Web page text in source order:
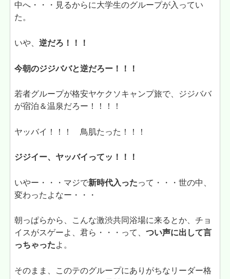
中へ・・・見るからに大学生のグループが入ってい
た。
いや、逆だろ！！！
今朝のジジババと逆だろー！！！
若者グループが格安ヤケクソキャンプ旅で、ジジババ
が宿泊＆温泉だろー！！！！
ヤッバイ！！！ 鳥肌たった！！！
ジジイー、ヤッバイってッ！！！
いやー・・・マジで新時代入ったって・・・世の中、
変わったよなー・・・
朝っぱらから、こんな激渋共同浴場に来るとか、チョ
イスがスゲーよ、君ら・・・って、つい声に出して言
っちゃったよ。
そのまま、このテのグループにありがちなリーダー格